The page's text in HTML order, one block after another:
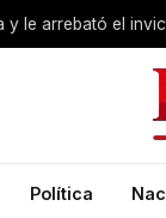
y le arrebató el
Política